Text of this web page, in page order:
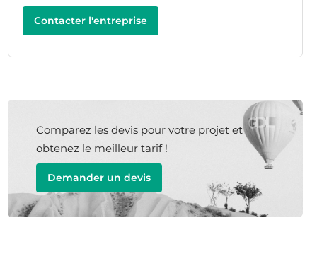
Contacter l'entreprise
Comparez les devis pour votre projet et
obtenez le meilleur tarif !
Demander un devis